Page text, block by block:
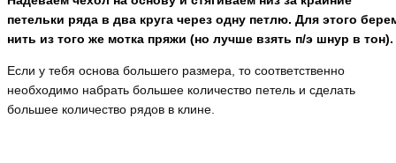
петельки ряда в два круга через одну петлю. Для этого
нить из того же мотка пряжи (но лучше взять п/э шнур в
Если у тебя основа большего размера, то соответственно
необходимо набрать большее количество петель и сделать
большее количество рядов в клине.⠀